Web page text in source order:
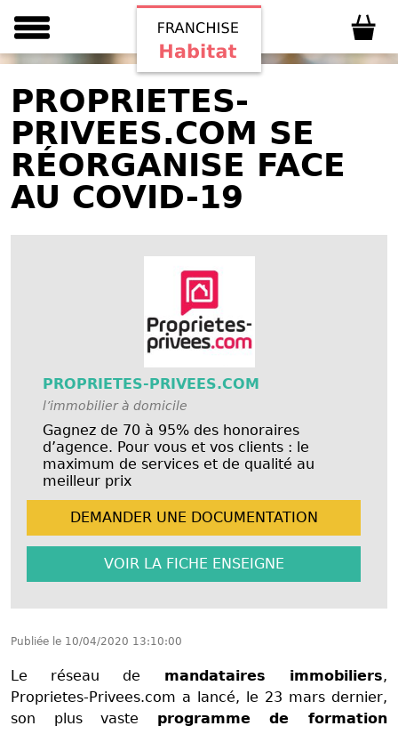
PROPRIETES-
PRIVEES.COM SE
RÉORGANISE FACE
AU COVID-19
PROPRIETES-PRIVEES.COM
l’immobilier à domicile
Gagnez de 70 à 95% des honoraires
d’agence. Pour vous et vos clients : le
maximum de services et de qualité au
meilleur prix
DEMANDER UNE DOCUMENTATION
VOIR LA FICHE ENSEIGNE
Publiée le 10/04/2020 13:10:00
Le réseau de mandataires immobiliers,
Proprietes-Privees.com a lancé, le 23 mars dernier,
son plus vaste programme de formation